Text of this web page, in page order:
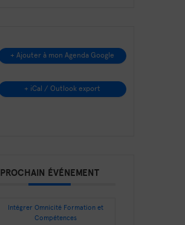
+ Ajouter à mon Agenda Google
+ iCal / Outlook export
PROCHAIN ÉVÉNEMENT
Intégrer Omnicité Formation et
Compétences